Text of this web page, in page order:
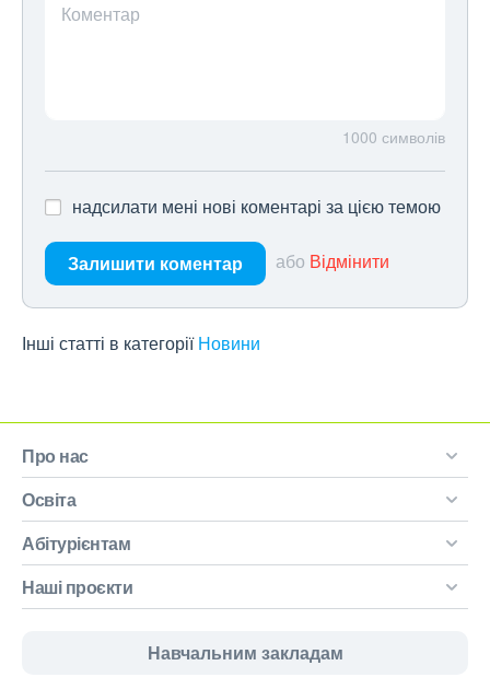
Коментар
1000 символів
надсилати мені нові коментарі за цією темою
Залишити коментар або Відмінити
Інші статті в категорії Новини
Про нас
Освіта
Абітурієнтам
Наші проєкти
Навчальним закладам